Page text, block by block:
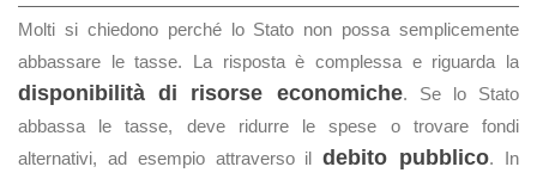
Molti si chiedono perché lo Stato non possa semplicemente
abbassare le tasse. La risposta è complessa e riguarda la
disponibilità di risorse economiche. Se lo Stato
abbassa le tasse, deve ridurre le spese o trovare fondi
alternativi, ad esempio attraverso ildebito pubblico. In